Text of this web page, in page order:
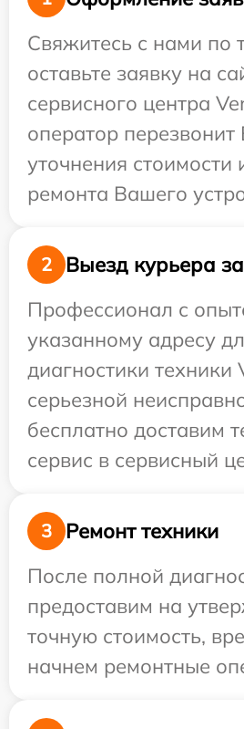
Свяжитесь с нами по
оставьте заявку на
сервисного центра
оператор
уточнения стоимости
ремонта Вашего
2
Выезд курьера
Профессионал с
указанному адресу
диагностики техники
серьезной
бесплатно доставим
сервис в сервисный
3
Ремонт техники
После полной
предоставим на
точную стоимость,
начнем ремонтные